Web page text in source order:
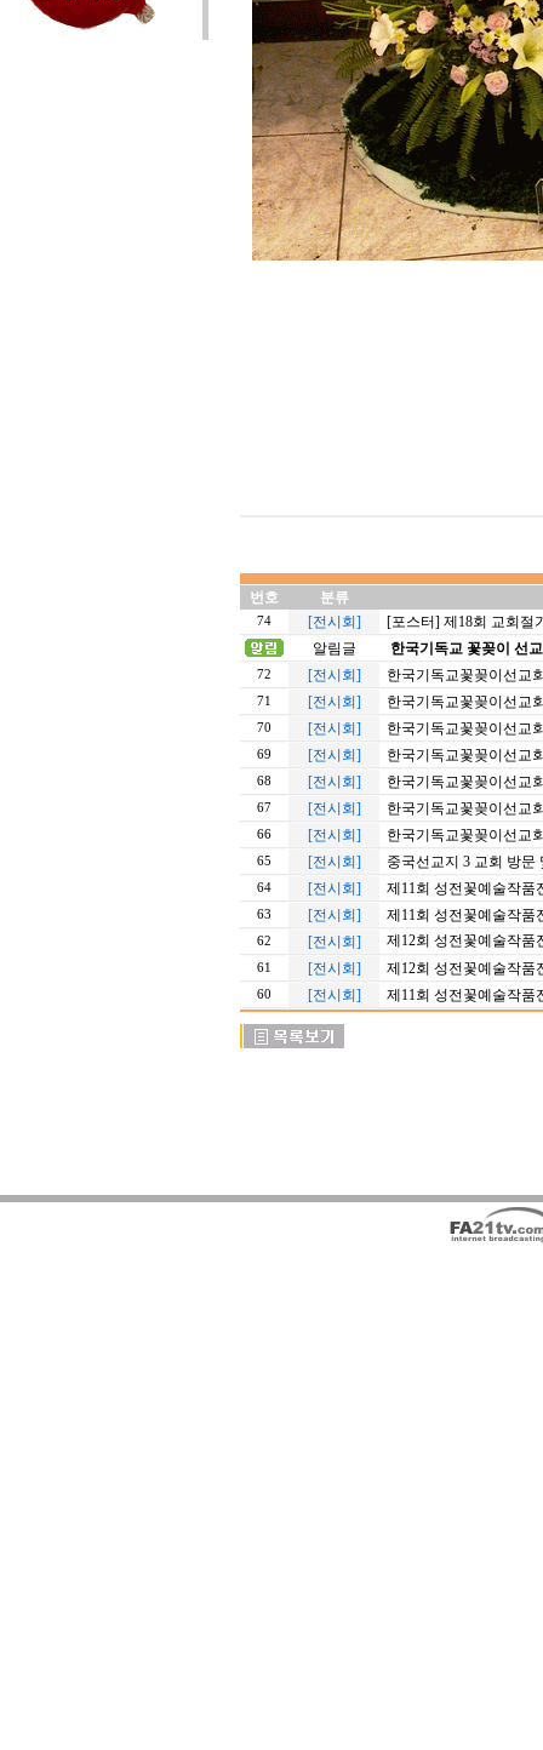
번호 분류
74 [전시회]
[포스터] 제18회 교회절
알림글
한국기독교 꽃꽂이 선
72 [전시회] 한국기독교꽃꽂이선교
71 [전시회] 한국기독교꽃꽂이선교
70 [전시회] 한국기독교꽃꽂이선교
69 [전시회] 한국기독교꽃꽂이선교
68 [전시회] 한국기독교꽃꽂이선교
67 [전시회] 한국기독교꽃꽂이선교
66 [전시회] 한국기독교꽃꽂이선교
65 [전시회] 중국선교지 3 교회 방문
64 [전시회] 제11회 성전꽃예술작품
63 [전시회] 제11회 성전꽃예술작품
62 [전시회] 제12회 성전꽃예술작품
61 [전시회] 제12회 성전꽃예술작품
60 [전시회] 제11회 성전꽃예술작품